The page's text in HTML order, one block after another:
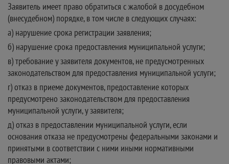
Заявитель имеет право обратиться с жалобой в досудебном
(внесудебном) порядке, в том числе в следующих случаях:
а) нарушение срока регистрации заявления;
б) нарушение срока предоставления муниципальной услуги;
в) требование у заявителя документов, не предусмотренных
законодательством для предоставления муниципальной услуги;
г) отказ в приеме документов, предоставление которых
предусмотрено законодательством для предоставления
муниципальной услуги, у заявителя;
д) отказ в предоставлении муниципальной услуги, если
основания отказа не предусмотрены федеральными законами и
принятыми в соответствии с ними иными нормативными
правовыми актами;